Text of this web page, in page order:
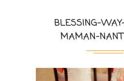
BLESSING-
MAMAN-